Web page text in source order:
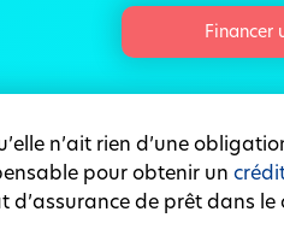
Financer
n’ait rien d’une
pour obtenir un
d’assurance de prêt dans